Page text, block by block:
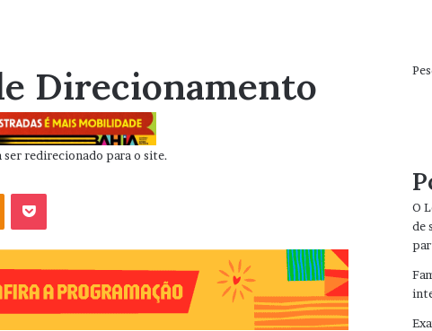
Direcionamento
ser redirecionado para o site.
OK
O
de